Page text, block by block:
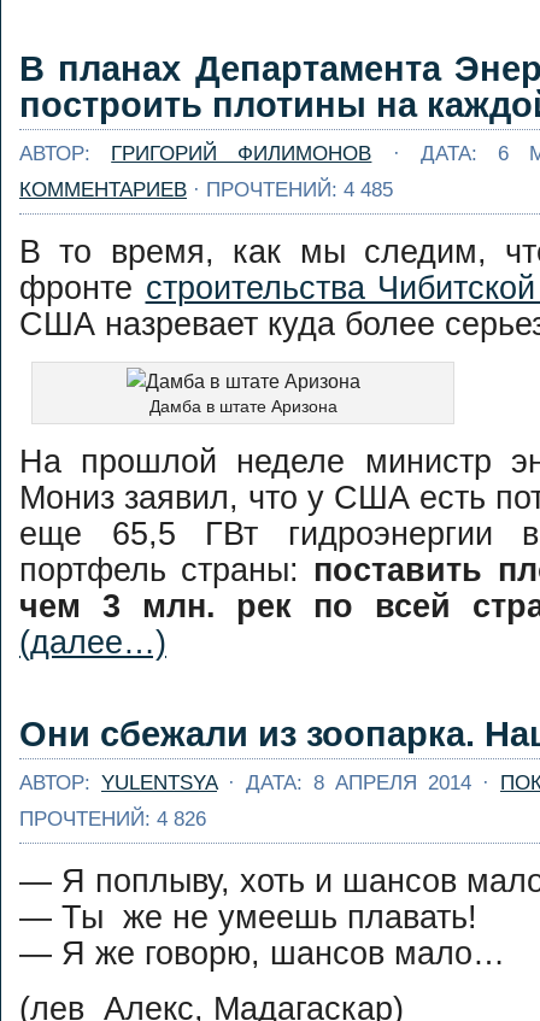
посчастливились
Адский
Змеиной реки
Часто самые
приключения
Сидишь себе на
пьешь чай, а
авантюра
подкрадывается к
На этот раз
подкралась в
письма от
японочки ...
Ушайке 2016. Анонс
id="attachment_3043"
align="alignnone"
width="615"]
как клюет то
[/caption] 16-17
2016 на Ушайке
Академгородка
соревнования
участвовать
катамаранах и
Этапы ...Далее...
репортаж
[caption
width="604"]
стакане. Вид
[/caption] По
Бури в
кратко,
впечатление:
Как
В планах Департамента
построить плотины на
АВТОР: ГРИГОРИЙ ФИЛИМОНОВ · ДАТА: 6
КОММЕНТАРИЕВ · ПРОЧТЕНИЙ: 4 485
В то время, как мы следим,
фронте строительства
США назревает куда более
Дамба в штате Аризона
На прошлой неделе министр
Мониз заявил, что у США есть
еще 65,5 ГВт гидроэнергии в
портфель страны: поставить
чем 3 млн. рек по всей
(далее…)
Они сбежали из зоопарка.
АВТОР: YULENTSYA· ДАТА: 8 АПРЕЛЯ 2014 ·
ПРОЧТЕНИЙ: 4 826
— Я поплыву, хоть и шансов
— Ты же не умеешь плавать!
— Я же говорю, шансов мало…
(лев Алекс, Мадагаскар)